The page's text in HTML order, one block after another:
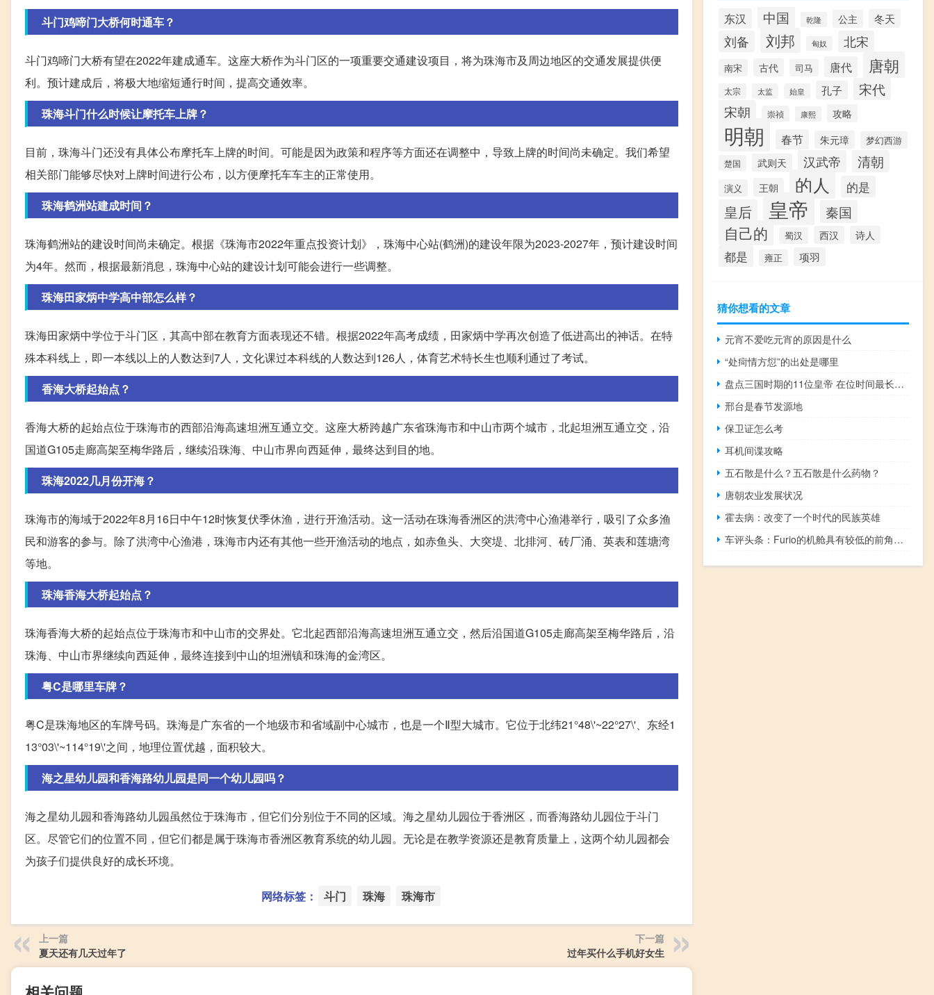
斗门鸡啼门大桥何时通车？
斗门鸡啼门大桥有望在2022年建成通车。这座大桥作为斗门区的一项重要交通建设项目，将为珠海市及周边地区的交通发展提供便
利。预计建成后，将极大地缩短通行时间，提高交通效率。
珠海斗门什么时候让摩托车上牌？
目前，珠海斗门还没有具体公布摩托车上牌的时间。可能是因为政策和程序等方面还在调整中，导致上牌的时间尚未确定。我们希望
相关部门能够尽快对上牌时间进行公布，以方便摩托车车主的正常使用。
珠海鹤洲站建成时间？
珠海鹤洲站的建设时间尚未确定。根据《珠海市2022年重点投资计划》，珠海中心站(鹤洲)的建设年限为2023-2027年，预计建设时间
为4年。然而，根据最新消息，珠海中心站的建设计划可能会进行一些调整。
珠海田家炳中学高中部怎么样？
珠海田家炳中学位于斗门区，其高中部在教育方面表现还不错。根据2022年高考成绩，田家炳中学再次创造了低进高出的神话。在特
殊本科线上，即一本线以上的人数达到7人，文化课过本科线的人数达到126人，体育艺术特长生也顺利通过了考试。
香海大桥起始点？
香海大桥的起始点位于珠海市的西部沿海高速坦洲互通立交。这座大桥跨越广东省珠海市和中山市两个城市，北起坦洲互通立交，沿
国道G105走廊高架至梅华路后，继续沿珠海、中山市界向西延伸，最终达到目的地。
珠海2022几月份开海？
珠海市的海域于2022年8月16日中午12时恢复伏季休渔，进行开渔活动。这一活动在珠海香洲区的洪湾中心渔港举行，吸引了众多渔
民和游客的参与。除了洪湾中心渔港，珠海市内还有其他一些开渔活动的地点，如赤鱼头、大突堤、北排河、砖厂涌、英表和莲塘湾
等地。
珠海香海大桥起始点？
珠海香海大桥的起始点位于珠海市和中山市的交界处。它北起西部沿海高速坦洲互通立交，然后沿国道G105走廊高架至梅华路后，沿
珠海、中山市界继续向西延伸，最终连接到中山的坦洲镇和珠海的金湾区。
粤C是哪里车牌？
粤C是珠海地区的车牌号码。珠海是广东省的一个地级市和省域副中心城市，也是一个Ⅱ型大城市。它位于北纬21°48\'~22°27\'、东经1
13°03\'~114°19\'之间，地理位置优越，面积较大。
海之星幼儿园和香海路幼儿园是同一个幼儿园吗？
海之星幼儿园和香海路幼儿园虽然位于珠海市，但它们分别位于不同的区域。海之星幼儿园位于香洲区，而香海路幼儿园位于斗门
区。尽管它们的位置不同，但它们都是属于珠海市香洲区教育系统的幼儿园。无论是在教学资源还是教育质量上，这两个幼儿园都会
为孩子们提供良好的成长环境。
网络标签： 斗门 珠海 珠海市
上一篇
夏天还有几天过年了
下一篇
过年买什么手机好女生
东汉 中国 乾隆 公主 冬天
刘备 刘邦 匈奴 北宋
南宋 古代 司马 唐代 唐朝
太宗 太监 始皇 孔子 宋代
宋朝 崇祯 康熙 攻略
明朝 春节 朱元璋 梦幻西游
楚国 武则天 汉武帝 清朝
演义 王朝 的人 的是
皇后 皇帝 秦国
自己的 蜀汉 西汉 诗人
都是 雍正 项羽
猜你想看的文章
元宵不爱吃元宵的原因是什么
“处疴情方愆”的出处是哪里
盘点三国时期的11位皇帝 在位时间最长的竟然是他
邢台是春节发源地
保卫证怎么考
耳机间谍攻略
五石散是什么？五石散是什么药物？
唐朝农业发展状况
霍去病：改变了一个时代的民族英雄
车评头条：Furio的机舱具有较低的前角据称可改善机舱内部的空气流动